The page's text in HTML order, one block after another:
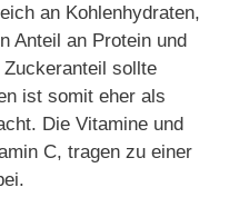
an Kohlenhydraten,
Anteil an Protein und
sollte
ist somit eher als
Die Vitamine und
C, tragen zu einer